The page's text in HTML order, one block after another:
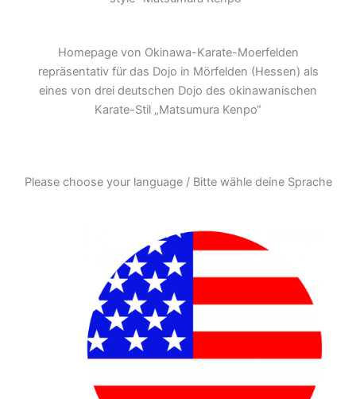
Homepage von Okinawa-Karate-Moerfelden
repräsentativ für das Dojo in Mörfelden (Hessen) als
eines von drei deutschen Dojo des okinawanischen
Karate-Stil „Matsumura Kenpo“
Please choose your language / Bitte wähle deine Sprache